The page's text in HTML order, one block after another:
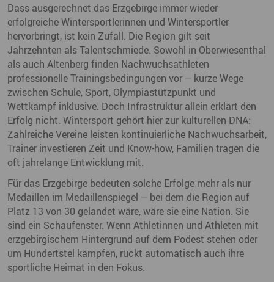
Dass ausgerechnet das Erzgebirge immer wieder
erfolgreiche Wintersportlerinnen und Wintersportler
hervorbringt, ist kein Zufall. Die Region gilt seit
Jahrzehnten als Talentschmiede. Sowohl in Oberwiesenthal
als auch Altenberg finden Nachwuchsathleten
professionelle Trainingsbedingungen vor – kurze Wege
zwischen Schule, Sport, Olympiastützpunkt und
Wettkampf inklusive. Doch Infrastruktur allein erklärt den
Erfolg nicht. Wintersport gehört hier zur kulturellen DNA:
Zahlreiche Vereine leisten kontinuierliche Nachwuchsarbeit,
Trainer investieren Zeit und Know-how, Familien tragen die
oft jahrelange Entwicklung mit.
Für das Erzgebirge bedeuten solche Erfolge mehr als nur
Medaillen im Medaillenspiegel – bei dem die Region auf
Platz 13 von 30 gelandet wäre, wäre sie eine Nation. Sie
sind ein Schaufenster. Wenn Athletinnen und Athleten mit
erzgebirgischem Hintergrund auf dem Podest stehen oder
um Hundertstel kämpfen, rückt automatisch auch ihre
sportliche Heimat in den Fokus.